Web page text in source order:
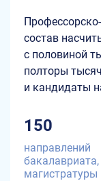
состав
с половиной
полторы
и кандидаты
150
направлений
бакалавриата,
магистратуры